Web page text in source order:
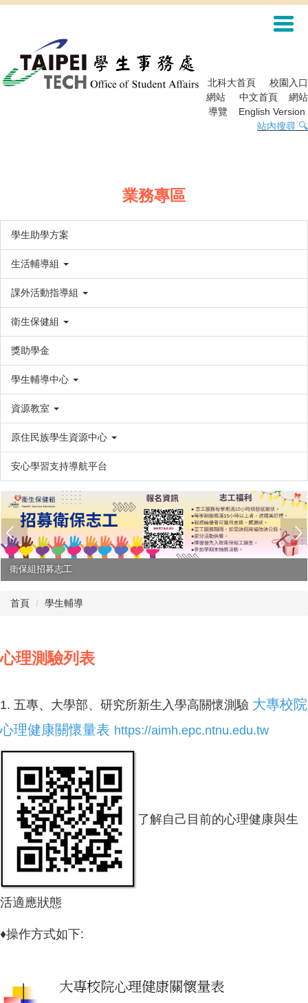
內
容
北科大首頁
校園入口
網站
中文首頁
網站
導覽
English Version
站內搜尋 🔍
業務專區
學生助學方案
生活輔導組
課外活動指導組
衛生保健組
獎助學金
學生輔導中心
資源教室
原住民族學生資源中心
安心學習支持導航平台
保組招募志工
首頁 學生輔導
心理測驗列表
1. 五專、大學部、研究所新生入學高關懷測驗 大專校院
心理健康關懷量表 https://aimh.epc.ntnu.edu.tw
了解自己目前的心理健康與生
活適應狀態
♦操作方式如下: